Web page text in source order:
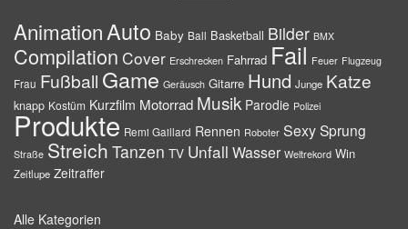
AnimationAuto Baby Ball Basketball Bilder BMX
Compilation Cover Erschrecken Fahrrad Fail Feuer Flugzeug
Frau Fußball Game Geräusch Gitarre Hund Junge Katze
knapp Kostüm Kurzfilm Motorrad Musik Parodie Polizei
Produkte Remi Gaillard Rennen Roboter SexySprung
Straße Streich Tanzen TV Unfall Wasser Weltrekord Win
Zeitlupe Zeitraffer
Alle Kategorien